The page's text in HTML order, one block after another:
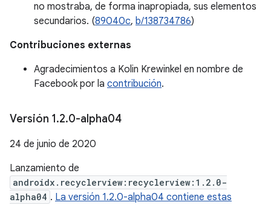
no mostraba, de forma inapropiada, sus elementos
secundarios. (89040c, b/138734786)
Contribuciones externas
Agradecimientos a Kolin Krewinkel en nombre de
Facebook por la contribución.
Versión 1.2.0-alpha04
24 de junio de 2020
Lanzamiento de
androidx.recyclerview:recyclerview:1.2.0-
alpha04 . La versión 1.2.0-alpha04 contiene estas